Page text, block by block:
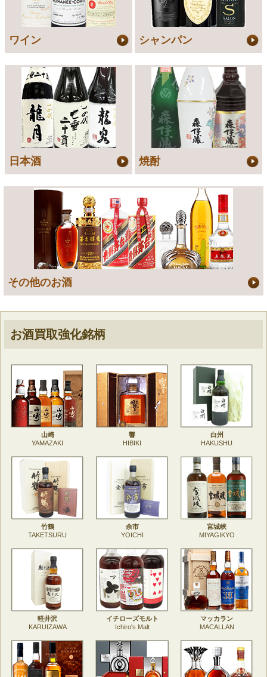
ワイン シャンパン
日本酒 焼酎
その他のお酒
お酒買取強化銘柄
山崎
YAMAZAKI
響
HIBIKI
白州
HAKUSHU
竹鶴
TAKETSURU
余市
YOICHI
宮城峡
MIYAGIKYO
軽井沢
KARUIZAWA
イチローズモルト
Ichiro's Malt
マッカラン
MACALLAN